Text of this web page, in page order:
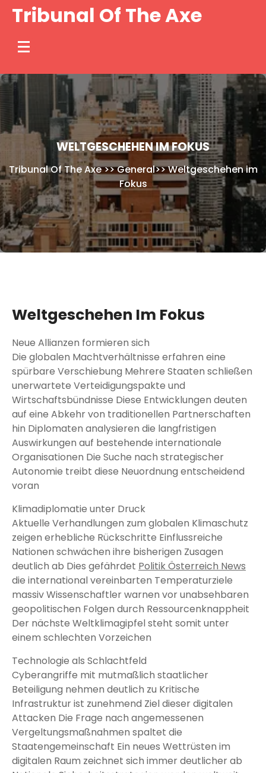
SkipTribunal Of The Axe
WELTGESCHEHEN IM FOKUS
Tribunal Of The Axe>>General>>Weltgeschehen im
Fokus
Weltgeschehen Im Fokus
Neue Allianzen formieren sich
Die globalen Machtverhältnisse erfahren eine
spürbare Verschiebung Mehrere Staaten schließen
unerwartete Verteidigungspakte und
Wirtschaftsbündnisse Diese Entwicklungen deuten
auf eine Abkehr von traditionellen Partnerschaften
hin Diplomaten analysieren die langfristigen
Auswirkungen auf bestehende internationale
Organisationen Die Suche nach strategischer
Autonomie treibt diese Neuordnung entscheidend
voran
Klimadiplomatie unter Druck
Aktuelle Verhandlungen zum globalen Klimaschutz
zeigen erhebliche Rückschritte Einflussreiche
Nationen schwächen ihre bisherigen Zusagen
deutlich ab Dies gefährdet Politik Österreich News
die international vereinbarten Temperaturziele
massiv Wissenschaftler warnen vor unabsehbaren
geopolitischen Folgen durch Ressourcenknappheit
Der nächste Weltklimagipfel steht somit unter
einem schlechten Vorzeichen
Technologie als Schlachtfeld
Cyberangriffe mit mutmaßlich staatlicher
Beteiligung nehmen deutlich zu Kritische
Infrastruktur ist zunehmend Ziel dieser digitalen
Attacken Die Frage nach angemessenen
Vergeltungsmaßnahmen spaltet die
Staatengemeinschaft Ein neues Wettrüsten im
digitalen Raum zeichnet sich immer deutlicher ab